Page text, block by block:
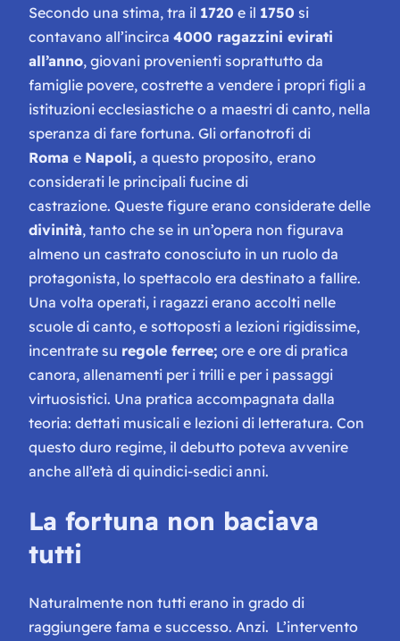
Secondo una stima, tra il 1720 e il 1750 si
contavano all’incirca 4000 ragazzini evirati
all’anno, giovani provenienti soprattutto da
famiglie povere, costrette a vendere i propri figli a
istituzioni ecclesiastiche o a maestri di canto, nella
speranza di fare fortuna. Gli orfanotrofi di
Roma e Napoli, a questo proposito, erano
considerati le principali fucine di
castrazione. Queste figure erano considerate delle
divinità, tanto che se in un’opera non figurava
almeno un castrato conosciuto in un ruolo da
protagonista, lo spettacolo era destinato a fallire.
Una volta operati, i ragazzi erano accolti nelle
scuole di canto, e sottoposti a lezioni rigidissime,
incentrate su regole ferree; ore e ore di pratica
canora, allenamenti per i trilli e per i passaggi
virtuosistici. Una pratica accompagnata dalla
teoria: dettati musicali e lezioni di letteratura. Con
questo duro regime, il debutto poteva avvenire
anche all’età di quindici-sedici anni.
La fortuna non baciava
tutti
Naturalmente non tutti erano in grado di
raggiungere fama e successo. Anzi. L’intervento